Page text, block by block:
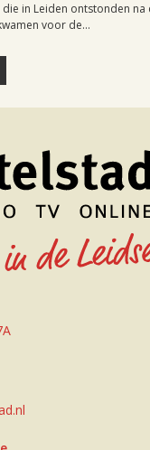
in Leiden ontstonden na
voor de...